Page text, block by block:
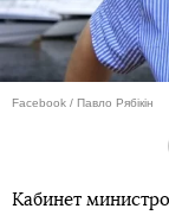
Facebook / Павло Рябікін
Кабинет